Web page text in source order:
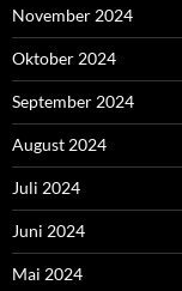
November 2024
Oktober 2024
September 2024
August 2024
Juli 2024
Juni 2024
Mai 2024